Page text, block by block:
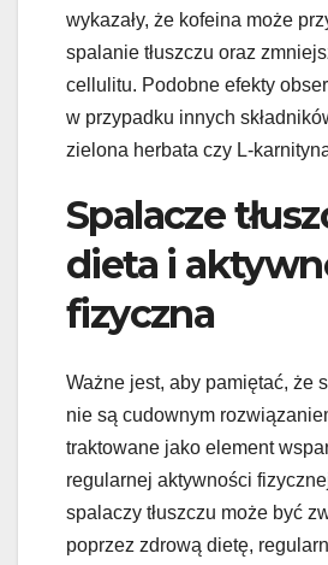
wykazały, że kofeina może
spalanie tłuszczu oraz
cellulitu. Podobne efekty
w przypadku innych
zielona herbata czy L-
Spalacze
dieta i
fizyczna
Ważne jest, aby pamiętać, że
nie są cudownym
traktowane jako element
regularnej aktywności
spalaczy tłuszczu może być
poprzez zdrową dietę,